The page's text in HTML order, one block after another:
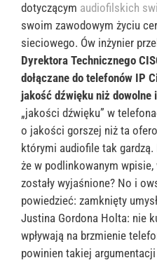
dotyczącym audiofilskich
swoim zawodowym życiu
sieciowego. Ów inżynier
Dyrektora Technicznego
dołączane do telefonów IP
jakość dźwięku niż dowolne
„jakości dźwięku” w
o jakości gorszej niż ta
którymi audiofile tak
że w podlinkowanym
zostały wyjaśnione? No i
powiedzieć: zamknięty
Justina Gordona Holta: nie
wpływają na brzmienie
powinien takiej